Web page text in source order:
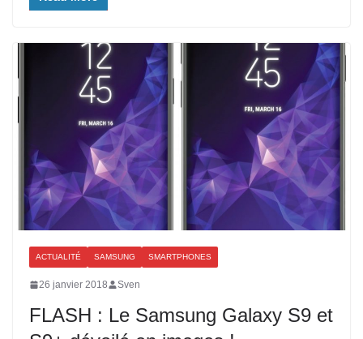
ACTUALITÉ SAMSUNG SMARTPHONES
26 janvier 2018 Sven
FLASH : Le Samsung Galaxy S9 et